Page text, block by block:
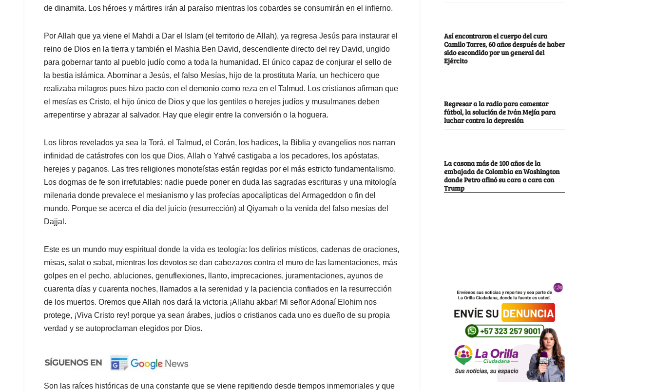
de dinamita. Los héroes y mártires irán al paraíso mientras los cobardes se consumirán en el infierno.
Por Allah que ya viene el Mahdi a Dar el Islam (el territorio de Allah), ya regresa Jesús para instaurar el
reino de Dios en la tierra y también el Mashia Ben David, descendiente directo del rey David, ungido
para gobernar tanto al pueblo judío como a toda la humanidad. El único capaz de conjurar el sello de
la bestia islámica. Abominar a Jesús, el falso Mesías, hijo de la prostituta María, un hechicero que
realizaba milagros pues hizo pacto con el demonio como reza en el Talmud. Los cristianos afirman que
el mesías es Cristo, el hijo único de Dios y que los gentiles o herejes judíos y musulmanes deben
arrepentirse y abrazar al salvador. Hay que elegir entre la conversión o la hoguera.
Los libros revelados ya sea la Torá, el Talmud, el Corán, los hadices, la Biblia y evangelios nos narran
infinidad de catástrofes con los que Dios, Allah o Yahvé castigaba a los pecadores, los apóstatas,
herejes y paganos. Las tres religiones monoteístas están regidas por el más estricto fundamentalismo.
Los dogmas de fe son irrefutables: nadie puede poner en duda las sagradas escrituras y una mitología
milenaria donde prevalece el mesianismo y las profecías apocalípticas del Armageddon o fin del
mundo. Porque se acerca el día del juicio (resurrección) al Qiyamah o la venida del falso mesías del
Dajjal.
Este es un mundo muy espiritual donde la vida es teología: los delirios místicos, cadenas de oraciones,
misas, salat o sabat, mientras los devotos se dan cabezazos contra el muro de las lamentaciones, más
golpes en el pecho, abluciones, genuflexiones, llanto, imprecaciones, juramentaciones, ayunos de
cuarenta días y cuarenta noches, llamados a la serenidad y la paciencia confiados en la resurrección
de los muertos. Oremos que Allah nos dará la victoria ¡Allahu akbar! Mi señor Adonaí Elohim nos
protege, ¡Viva Cristo rey! porque ya sean árabes, judíos o cristianos cada uno es dueño de su propia
verdad y se autoproclaman elegidos por Dios.
Son las raíces históricas de una constante que se viene repitiendo desde tiempos inmemoriales y que
Así encontraron el cuerpo del cura
Camilo Torres, 60 años después de haber
sido escondido por un general del
Ejército
Regresar a la radio para comentar
fútbol, la solución de Iván Mejía para
luchar contra la depresión
La casona más de 100 años de la
embajada de Colombia en Washington
donde Petro afinó su cara a cara con
Trump